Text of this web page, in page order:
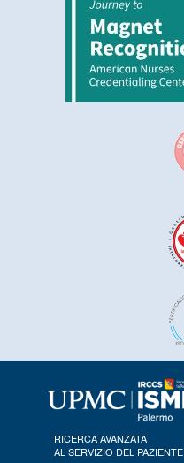
RICERCA AVANZATA
AL SERVIZIO DEL PAZIENTE